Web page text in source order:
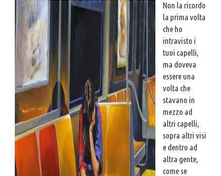
Non la ricordo
la prima volta
che ho
intravisto i
tuoi capelli,
ma doveva
essere una
volta che
stavano in
mezzo ad
altri capelli,
sopra altri visi
e dentro ad
altra gente,
come se